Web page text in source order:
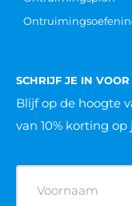
SCHRIJF JE IN
Blijf op de hoogte
van 10% korting
(Vereist)